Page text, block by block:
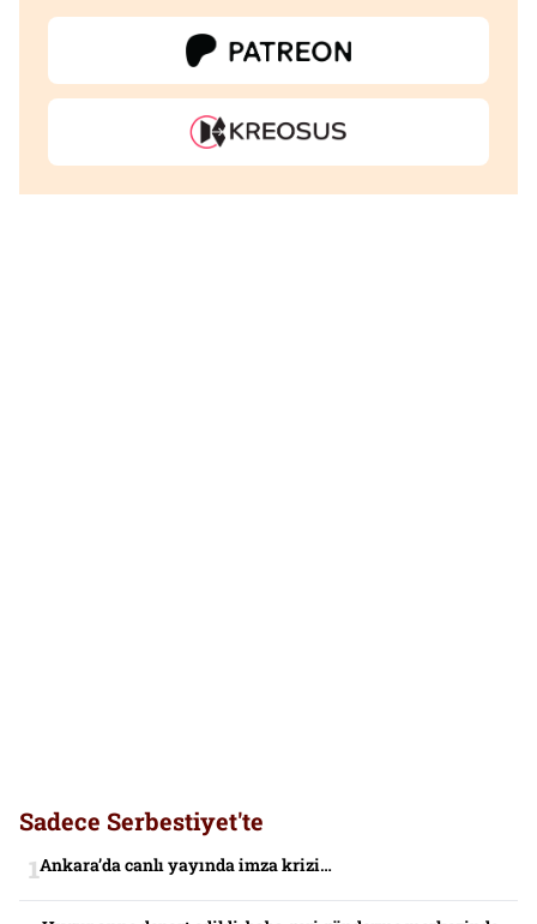
Sadece Serbestiyet'te
Ankara’da canlı yayında imza krizi…